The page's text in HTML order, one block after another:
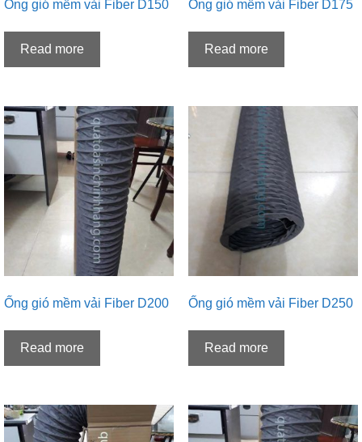
Ống gió mềm vải Fiber D150
Read more
Ống gió mềm vải Fiber D175
Read more
Ống gió mềm vải Fiber D200
Read more
Ống gió mềm vải Fiber D250
Read more